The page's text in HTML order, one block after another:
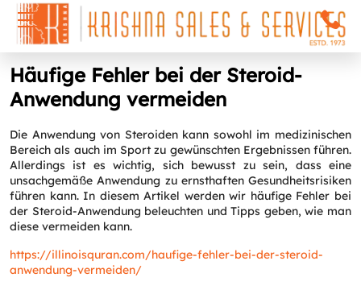
Häufige Fehler bei der Steroid-
Anwendung vermeiden
Die Anwendung von Steroiden kann sowohl im medizinischen
Bereich als auch im Sport zu gewünschten Ergebnissen führen.
Allerdings ist es wichtig, sich bewusst zu sein, dass eine
unsachgemäße Anwendung zu ernsthaften Gesundheitsrisiken
führen kann. In diesem Artikel werden wir häufige Fehler bei
der Steroid-Anwendung beleuchten und Tipps geben, wie man
diese vermeiden kann.
https://illinoisquran.com/haufige-fehler-bei-der-steroid-
anwendung-vermeiden/